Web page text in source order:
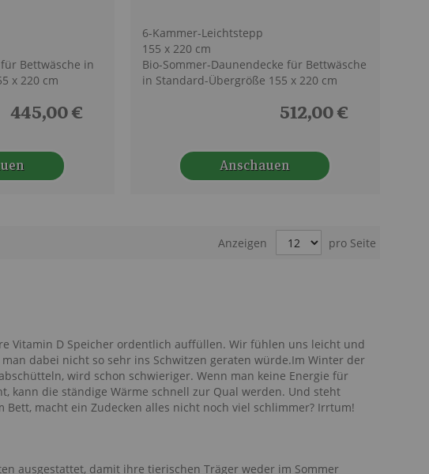
Bettwäsche in
x 220 cm
445,00 €
6-Kammer-Leichtstepp
155 x 220 cm
Bio-Sommer-Daunendecke für Bettwäsche
in Standard-Übergröße 155 x 220 cm
512,00 €
Anschauen
Anzeigen pro Seite
Vitamin D Speicher ordentlich auffüllen. Wir fühlen uns leicht und
dabei nicht so sehr ins Schwitzen geraten würde.Im Winter der
wird schon schwieriger. Wenn man keine Energie für
kann die ständige Wärme schnell zur Qual werden. Und steht
Bett, macht ein Zudecken alles nicht noch viel schlimmer? Irrtum!
ausgestattet, damit ihre tierischen Träger weder im Sommer